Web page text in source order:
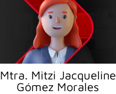
Mtra. Mitzi Jacqueline
Gómez Morales